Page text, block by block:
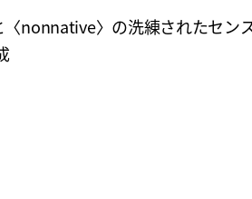
〈nonnative〉の洗練されたセン